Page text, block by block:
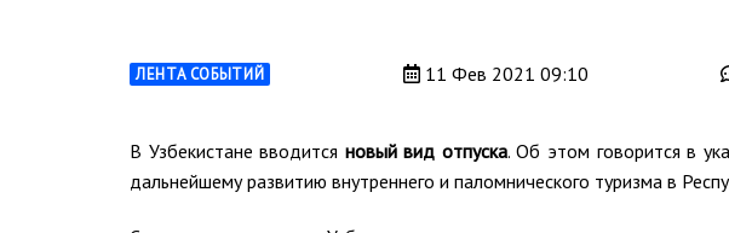
ЛЕНТА СОБЫТИЙ 11 Фев 2021 09:10
В Узбекистане вводится новый вид отпуска. Об этом говорится в
дальнейшему развитию внутреннего и паломнического туризма в